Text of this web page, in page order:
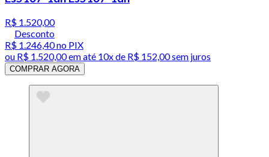
R$ 1.520,00
Desconto
R$ 1.246,40no PIX
ou R$ 1.520,00em até 10x de R$ 152,00 sem juros
COMPRAR AGORA